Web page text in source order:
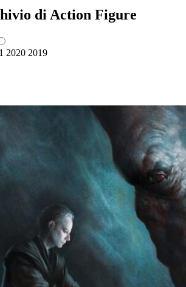
di Action Figure
2020 2019